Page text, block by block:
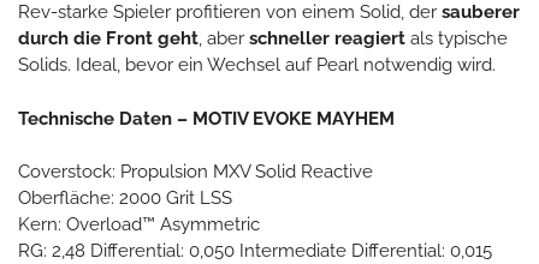
Rev-starke Spieler profitieren von einem Solid, der sauberer
durch die Front geht, aber schneller reagiert als typische
Solids. Ideal, bevor ein Wechsel auf Pearl notwendig wird.
Technische Daten – MOTIV EVOKE MAYHEM
Coverstock: Propulsion MXV Solid Reactive
Oberfläche: 2000 Grit LSS
Kern: Overload™ Asymmetric
RG: 2,48 Differential: 0,050 Intermediate Differential: 0,015